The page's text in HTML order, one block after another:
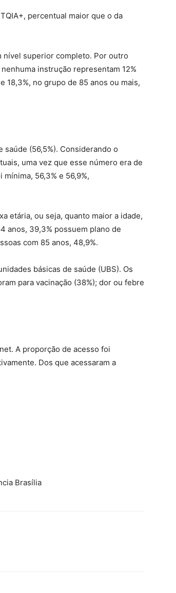
percentual maior que o da
nível superior completo. Por outro
instrução representam 12%
no grupo de 85 anos ou mais,
saúde (56,5%). Considerando o
uma vez que esse número era de
56,3% e 56,9%,
etária, ou seja, quanto maior a idade,
anos, 39,3% possuem plano de
com 85 anos, 48,9%.
básicas de saúde (UBS). Os
para vacinação (38%); dor ou febre
A proporção de acesso foi
Dos que acessaram a
Brasília